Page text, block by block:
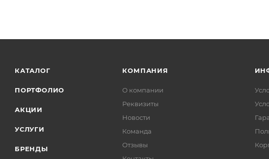
КАТАЛОГ
ПОРТФОЛИО
АКЦИИ
УСЛУГИ
БРЕНДЫ
КОМПАНИЯ
О компании
Реквизиты
Новости
Команда
Отзывы